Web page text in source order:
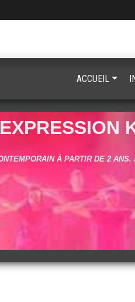
EXPRESSION
À PARTIR DE 2
ACCUEIL